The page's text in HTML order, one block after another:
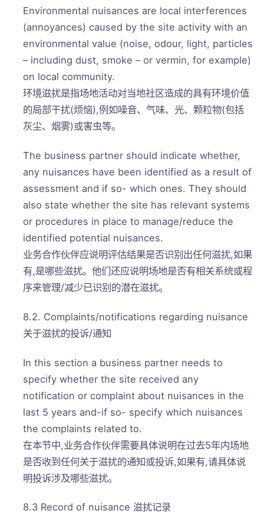
Environmental nuisances are local interferences
(annoyances) caused by the site activity with an
environmental value (noise, odour, light, particles
– including dust, smoke – or vermin, for example)
on local community.
环境滋扰是指场地活动对当地社区造成的具有环境价值
的局部干扰(烦恼),例如噪音、气味、光、颗粒物(包括
灰尘、烟雾)或害虫等。
The business partner should indicate whether,
any nuisances have been identified as a result of
assessment and if so- which ones. They should
also state whether the site has relevant systems
or procedures in place to manage/reduce the
identified potential nuisances.
业务合作伙伴应说明评估结果是否识别出任何滋扰,如果
有,是哪些滋扰。他们还应说明场地是否有相关系统或程
序来管理/减少已识别的潜在滋扰。
8.2. Complaints/notifications regarding nuisance
关于滋扰的投诉/通知
In this section a business partner needs to
specify whether the site received any
notification or complaint about nuisances in the
last 5 years and-if so- specify which nuisances
the complaints related to.
在本节中,业务合作伙伴需要具体说明在过去5年内场地
是否收到任何关于滋扰的通知或投诉,如果有,请具体说
明投诉涉及哪些滋扰。
8.3 Record of nuisance 滋扰记录